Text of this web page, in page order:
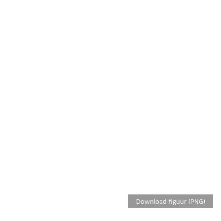
Download figuur (PNG)